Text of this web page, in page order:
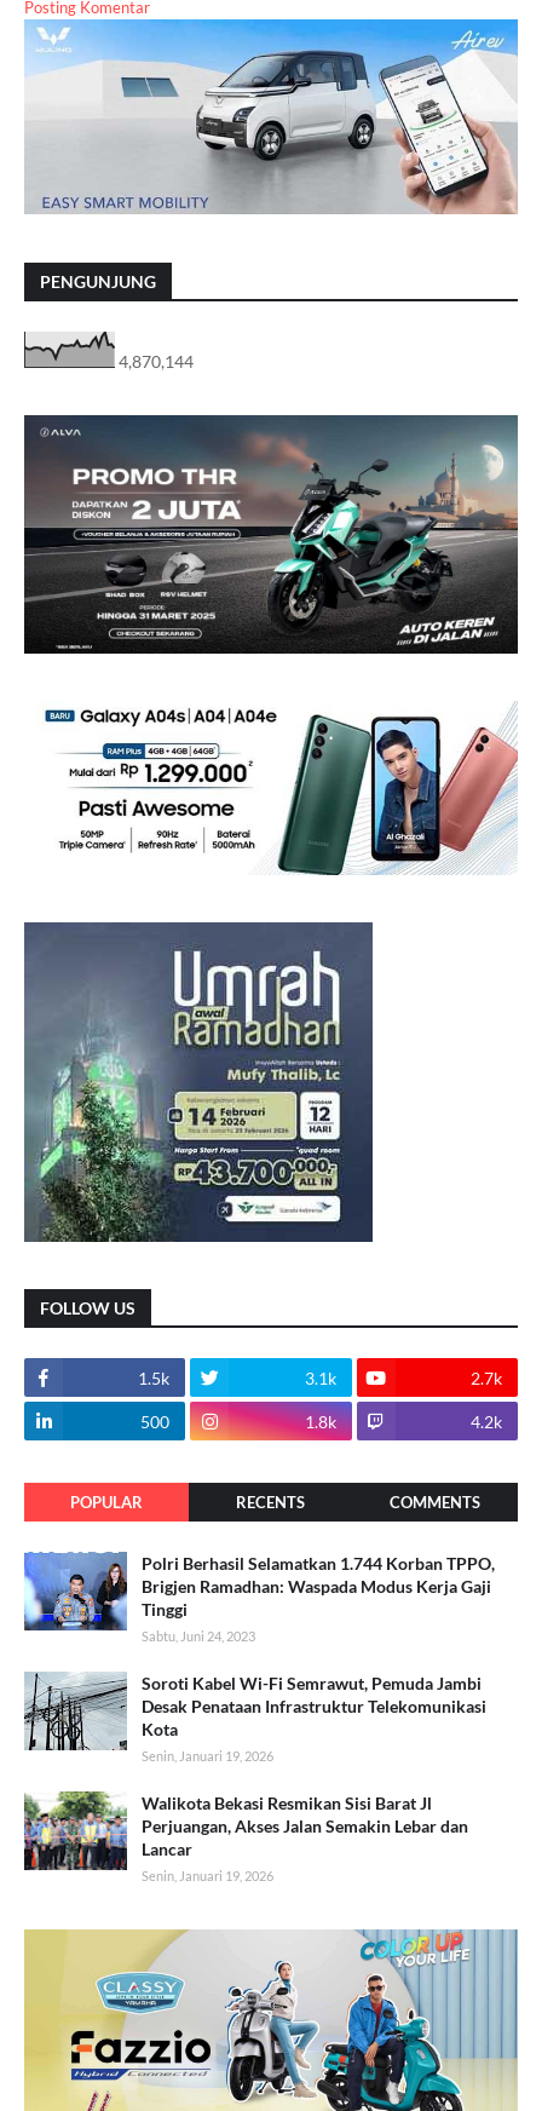
Posting Komentar
PENGUNJUNG
4,870,144
FOLLOW US
1.5k 3.1k 2.7k
500 1.8k 4.2k
POPULAR RECENTS COMMENTS
Polri Berhasil Selamatkan 1.744 Korban TPPO,
Brigjen Ramadhan: Waspada Modus Kerja Gaji
Tinggi
Sabtu, Juni 24, 2023
Soroti Kabel Wi-Fi Semrawut, Pemuda Jambi
Desak Penataan Infrastruktur Telekomunikasi
Kota
Senin, Januari 19, 2026
Walikota Bekasi Resmikan Sisi Barat Jl
Perjuangan, Akses Jalan Semakin Lebar dan
Lancar
Senin, Januari 19, 2026